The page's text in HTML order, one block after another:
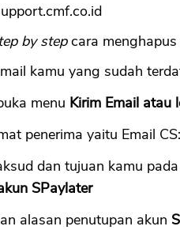
by stepcara menghapus
kamu yang sudah
menu Kirim Email atau
penerima yaitu Email CS:
dan tujuan kamu pada
SPaylater
alasan penutupan akun